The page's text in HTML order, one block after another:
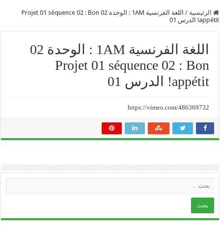
الرئيسية /
اللغة الفرنسية 1AM : الوحدة 02 Projet 01 séquence 02 : Bon
appétit! الدرس 01
اللغة الفرنسية 1AM : الوحدة 02
Projet 01 séquence 02 : Bon
appétit! الدرس 01
https://vimeo.com/486369732